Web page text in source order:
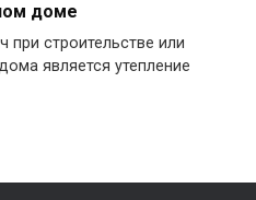
доме
строительстве или
является утепление